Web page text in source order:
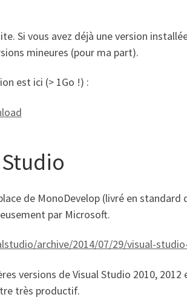
Si vous avez déjà une version
mineures (pour ma part).
est ici (> 1Go !) :
de MonoDevelop (livré en
par Microsoft.
archive/2014/07/29/visual-
versions de Visual Studio 2010,
très productif.